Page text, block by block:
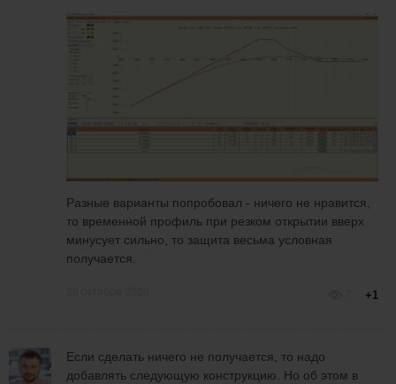
Разные варианты попробовал - ничего не нравится,
то временной профиль при резком открытии вверх
минусует сильно, то защита весьма условная
получается.
+1
Если сделать ничего не получается, то надо
добавлять следующую конструкцию. Но об этом в